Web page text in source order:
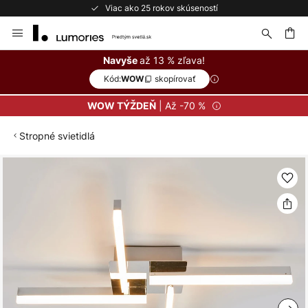
Viac ako 25 rokov skúseností
to
Navyšeaž 13 % zľava!
Kód:WOW skopírovať
WOW TÝŽDEŇ| Až -70 %
Stropné svietidlá